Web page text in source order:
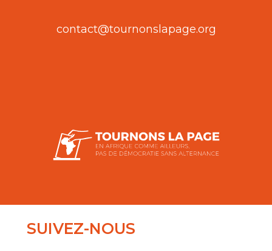
contact@tournonslapage.org
SUIVEZ-NOUS